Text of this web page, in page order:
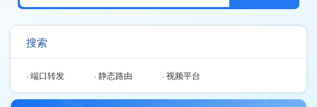
搜索
· 端口转发 · 静态路由 · 视频平台